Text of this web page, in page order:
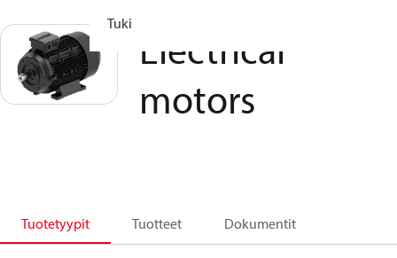
Tuki
Electrical
motors
Tuotetyypit Tuotteet Dokumentit